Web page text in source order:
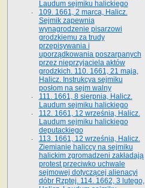
Laudum sejmiku halickiego
109. 1661, 2 marca, Halicz.
Sejmik zapewnia
wynagrodzenie pisarzowi
grodzkiemu za trudy
przepisywania i
uporządkowania poszarpanych
przez nieprzyjaciela aktów
grodzkich. 110. 1661, 21 maja,
Halicz. Instrukcya sejmiku
posłom na sejm walny
111. 1661, 8 sierpnia, Halicz.
Laudum sejmiku halickiego
112. 1661, 12 września, Halicz.
Laudum sejmiku halickiego
deputackiego
113. 1661, 12 września, Halicz.
Ziemianie haliccy na sejmiku
halickim zgromadzeni zakładają
protest przeciwko uchwale
sejmowej dotyczącej alienacyi
dóbr Rzptej. 114. 1662, 3 lutego,